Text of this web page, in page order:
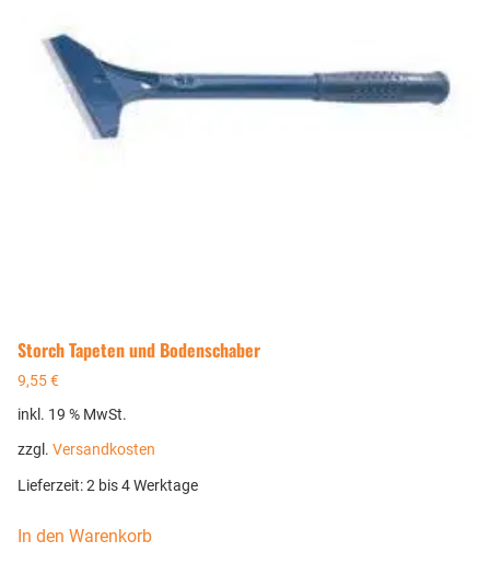
Storch Tapeten und Bodenschaber
9,55€
inkl. 19 % MwSt.
zzgl. Versandkosten
Lieferzeit:2 bis 4 Werktage
In den Warenkorb